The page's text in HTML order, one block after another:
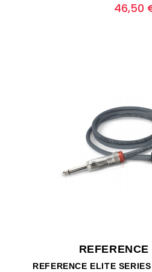
46,50
REFERENCE ELITE